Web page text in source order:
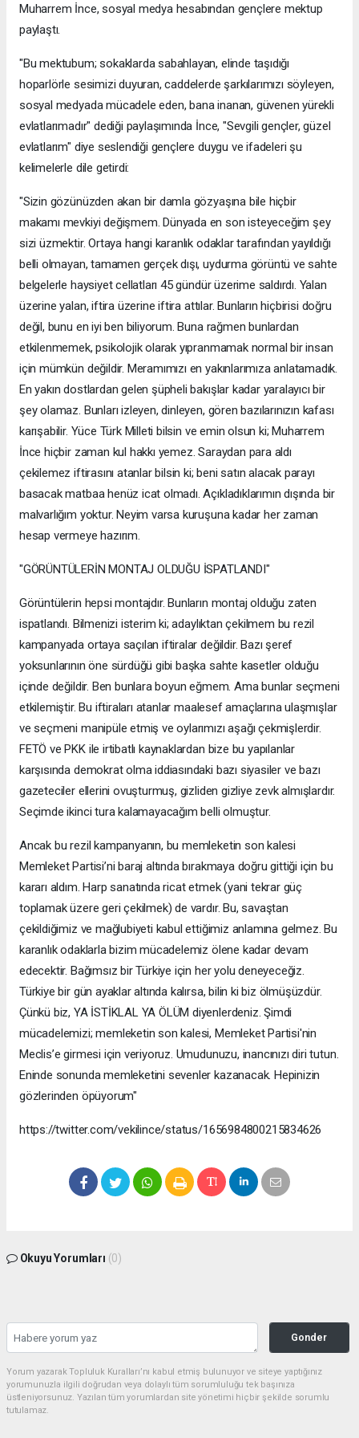
Muharrem İnce, sosyal medya hesabından gençlere mektup
paylaştı.
"Bu mektubum; sokaklarda sabahlayan, elinde taşıdığı
hoparlörle sesimizi duyuran, caddelerde şarkılarımızı söyleyen,
sosyal medyada mücadele eden, bana inanan, güvenen yürekli
evlatlarımadır" dediği paylaşımında İnce, "Sevgili gençler, güzel
evlatlarım" diye seslendiği gençlere duygu ve ifadeleri şu
kelimelerle dile getirdi:
"Sizin gözünüzden akan bir damla gözyaşına bile hiçbir
makamı mevkiyi değişmem. Dünyada en son isteyeceğim şey
sizi üzmektir. Ortaya hangi karanlık odaklar tarafından yayıldığı
belli olmayan, tamamen gerçek dışı, uydurma görüntü ve sahte
belgelerle haysiyet cellatları 45 gündür üzerime saldırdı. Yalan
üzerine yalan, iftira üzerine iftira attılar. Bunların hiçbirisi doğru
değil, bunu en iyi ben biliyorum. Buna rağmen bunlardan
etkilenmemek, psikolojik olarak yıpranmamak normal bir insan
için mümkün değildir. Meramımızı en yakınlarımıza anlatamadık.
En yakın dostlardan gelen şüpheli bakışlar kadar yaralayıcı bir
şey olamaz. Bunları izleyen, dinleyen, gören bazılarınızın kafası
karışabilir. Yüce Türk Milleti bilsin ve emin olsun ki; Muharrem
İnce hiçbir zaman kul hakkı yemez. Saraydan para aldı
çekilemez iftirasını atanlar bilsin ki; beni satın alacak parayı
basacak matbaa henüz icat olmadı. Açıkladıklarımın dışında bir
malvarlığım yoktur. Neyim varsa kuruşuna kadar her zaman
hesap vermeye hazırım.
"GÖRÜNTÜLERİN MONTAJ OLDUĞU İSPATLANDI"
Görüntülerin hepsi montajdır. Bunların montaj olduğu zaten
ispatlandı. Bilmenizi isterim ki; adaylıktan çekilmem bu rezil
kampanyada ortaya saçılan iftiralar değildir. Bazı şeref
yoksunlarının öne sürdüğü gibi başka sahte kasetler olduğu
içinde değildir. Ben bunlara boyun eğmem. Ama bunlar seçmeni
etkilemiştir. Bu iftiraları atanlar maalesef amaçlarına ulaşmışlar
ve seçmeni manipüle etmiş ve oylarımızı aşağı çekmişlerdir.
FETÖ ve PKK ile irtibatlı kaynaklardan bize bu yapılanlar
karşısında demokrat olma iddiasındaki bazı siyasiler ve bazı
gazeteciler ellerini ovuşturmuş, gizliden gizliye zevk almışlardır.
Seçimde ikinci tura kalamayacağım belli olmuştur.
Ancak bu rezil kampanyanın, bu memleketin son kalesi
Memleket Partisi’ni baraj altında bırakmaya doğru gittiği için bu
kararı aldım. Harp sanatında ricat etmek (yani tekrar güç
toplamak üzere geri çekilmek) de vardır. Bu, savaştan
çekildiğimiz ve mağlubiyeti kabul ettiğimiz anlamına gelmez. Bu
karanlık odaklarla bizim mücadelemiz ölene kadar devam
edecektir. Bağımsız bir Türkiye için her yolu deneyeceğiz.
Türkiye bir gün ayaklar altında kalırsa, bilin ki biz ölmüşüzdür.
Çünkü biz, YA İSTİKLAL YA ÖLÜM diyenlerdeniz. Şimdi
mücadelemizi; memleketin son kalesi, Memleket Partisi'nin
Meclis’e girmesi için veriyoruz. Umudunuzu, inancınızı diri tutun.
Eninde sonunda memleketini sevenler kazanacak. Hepinizin
gözlerinden öpüyorum"
https://twitter.com/vekilince/status/1656984800215834626
Okuyu Yorumları (0)
Gonder
Yorum yazarak Topluluk Kuralları’nı kabul etmiş bulunuyor ve siteye yaptığınız
yorumunuzla ilgili doğrudan veya dolaylı tüm sorumluluğu tek başınıza
üstleniyorsunuz. Yazılan tüm yorumlardan site yönetimi hiçbir şekilde sorumlu
tutulamaz.